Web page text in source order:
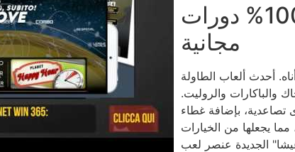
تقييم 100% حتى 500 يورو, 100% دورات
مجانية
أحدث ألعاب الطاولة
والباكارات والروليت.
تصاعدية، بإضافة غطاء
يجعلها من الخيارات
الجديدة عنصر لعب